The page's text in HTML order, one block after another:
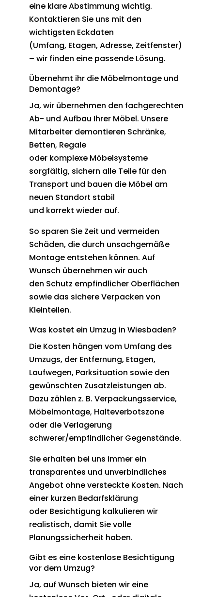
eine klare Abstimmung wichtig.
Kontaktieren Sie uns mit den
wichtigsten Eckdaten
(Umfang, Etagen, Adresse, Zeitfenster)
– wir finden eine passende Lösung.
Übernehmt ihr die Möbelmontage und
Demontage?
Ja, wir übernehmen den fachgerechten
Ab- und Aufbau Ihrer Möbel. Unsere
Mitarbeiter demontieren Schränke,
Betten, Regale
oder komplexe Möbelsysteme
sorgfältig, sichern alle Teile für den
Transport und bauen die Möbel am
neuen Standort stabil
und korrekt wieder auf.
So sparen Sie Zeit und vermeiden
Schäden, die durch unsachgemäße
Montage entstehen können. Auf
Wunsch übernehmen wir auch
den Schutz empfindlicher Oberflächen
sowie das sichere Verpacken von
Kleinteilen.
Was kostet ein Umzug in Wiesbaden?
Die Kosten hängen vom Umfang des
Umzugs, der Entfernung, Etagen,
Laufwegen, Parksituation sowie den
gewünschten Zusatzleistungen ab.
Dazu zählen z. B. Verpackungsservice,
Möbelmontage, Halteverbotszone
oder die Verlagerung
schwerer/empfindlicher Gegenstände.
Sie erhalten bei uns immer ein
transparentes und unverbindliches
Angebot ohne versteckte Kosten. Nach
einer kurzen Bedarfsklärung
oder Besichtigung kalkulieren wir
realistisch, damit Sie volle
Planungssicherheit haben.
Gibt es eine kostenlose Besichtigung
vor dem Umzug?
Ja, auf Wunsch bieten wir eine